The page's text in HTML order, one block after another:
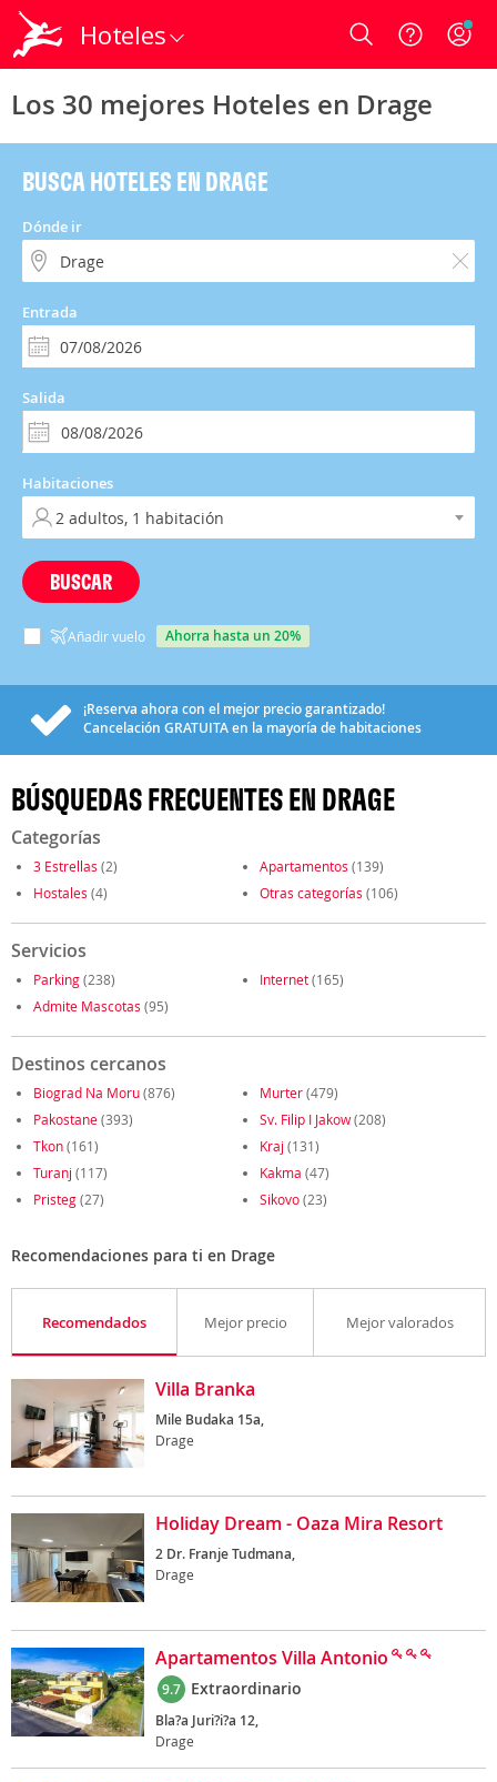
Hoteles Login
Los 30 mejores Hoteles en Drage
BUSCA HOTELES EN DRAGE
Dónde ir
Entrada
Salida
Habitaciones
BUSCAR
Añadir vuelo ahorra hasta un 20%
¡Reserva ahora con el mejor precio garantizado!
Cancelación GRATUITAen la mayoría de habitaciones
BÚSQUEDAS FRECUENTES EN DRAGE
Categorías
3 Estrellas (2) Apartamentos (139)
Hostales (4) Otras categorías (106)
Servicios
Parking(238) Internet(165)
Admite Mascotas (95)
Destinos cercanos
Biograd Na Moru(876) Murter(479)
Pakostane(393) Sv. Filip I Jakow(208)
Tkon(161) Kraj (131)
Turanj (117) Kakma (47)
Pristeg(27) Sikovo(23)
Recomendaciones para ti en Drage
Recomendados Mejor precio Mejor valorados
Villa Branka
Mile Budaka 15a,
Drage
Holiday Dream - Oaza Mira Resort
2 Dr. Franje Tudmana,
Drage
Apartamentos Villa Antonio
9.7 Extraordinario
Bla?a Juri?i?a 12,
Drage